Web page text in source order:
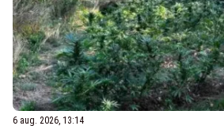
6 aug. 2026, 13:14